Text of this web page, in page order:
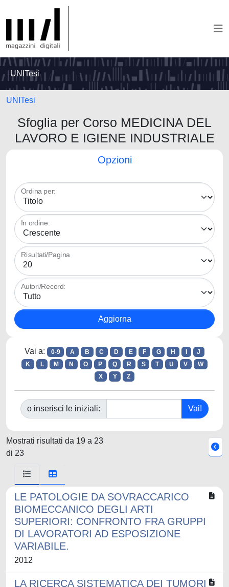
UNITesi
UNITesi
Sfoglia per Corso MEDICINA DEL
LAVORO E IGIENE INDUSTRIALE
Opzioni
Ordina per:
In ordine:
Risultati/Pagina
Autori/Record:
Vai a: 0-9 A B C D E F G H
J
K
L M N O P Q R S T U V
W
X
Y Z
o inserisci le iniziali:
Mostrati risultati da 19 a 23
di 23
LE PATOLOGIE DA SOVRACCARICO
BIOMECCANICO DEGLI ARTI
SUPERIORI: CONFRONTO FRA GRUPPI
DI LAVORATORI AD ESPOSIZIONE
VARIABILE.
2012
LA RICERCA SISTEMATICA DEI TUMORI